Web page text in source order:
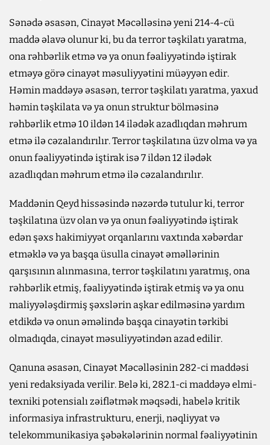
Sənədə əsasən, Cinayət Məcəlləsinə yeni 214-4-cü
maddə əlavə olunur ki, bu da terror təşkilatı yaratma,
ona rəhbərlik etmə və ya onun fəaliyyətində iştirak
etməyə görə cinayət məsuliyyətini müəyyən edir.
Həmin maddəyə əsasən, terror təşkilatı yaratma, yaxud
həmin təşkilata və ya onun struktur bölməsinə
rəhbərlik etmə 10 ildən 14 ilədək azadlıqdan məhrum
etmə ilə cəzalandırılır. Terror təşkilatına üzv olma və ya
onun fəaliyyətində iştirak isə 7 ildən 12 ilədək
azadlıqdan məhrum etmə ilə cəzalandırılır.
Maddənin Qeyd hissəsində nəzərdə tutulur ki, terror
təşkilatına üzv olan və ya onun fəaliyyətində iştirak
edən şəxs hakimiyyət orqanlarını vaxtında xəbərdar
etməklə və ya başqa üsulla cinayət əməllərinin
qarşısının alınmasına, terror təşkilatını yaratmış, ona
rəhbərlik etmiş, fəaliyyətində iştirak etmiş və ya onu
maliyyələşdirmiş şəxslərin aşkar edilməsinə yardım
etdikdə və onun əməlində başqa cinayətin tərkibi
olmadıqda, cinayət məsuliyyətindən azad edilir.
Qanuna əsasən, Cinayət Məcəlləsinin 282-ci maddəsi
yeni redaksiyada verilir. Belə ki, 282.1-ci maddəyə elmi-
texniki potensialı zəiflətmək məqsədi, habelə kritik
informasiya infrastrukturu, enerji, nəqliyyat və
telekommunikasiya şəbəkələrinin normal fəaliyyətinin